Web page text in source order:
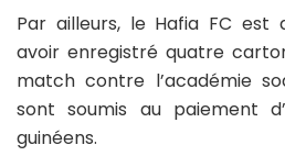
Par ailleurs, le Hafia FC est
avoir enregistré quatre
match contre l’académie
sont soumis au paiement
guinéens.